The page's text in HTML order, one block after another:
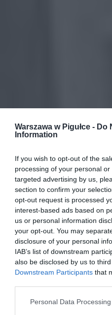
Warszawa w Pigułce - Do
Information
If you wish to opt-out of the
processing of your personal
targeted advertising by us,
section to confirm your
opt-out request is processed
interest-based ads based on
us or personal information
your opt-out. You may
disclosure of your personal
IAB’s list of downstream
also be disclosed by us to
Downstream Participants that
Personal Data